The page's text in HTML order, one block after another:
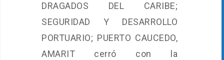
DRAGADOS DEL CARIBE;
SEGURIDAD Y DESARROLLO
PORTUARIO; PUERTO CAUCEDO,
AMARIT cerró con la